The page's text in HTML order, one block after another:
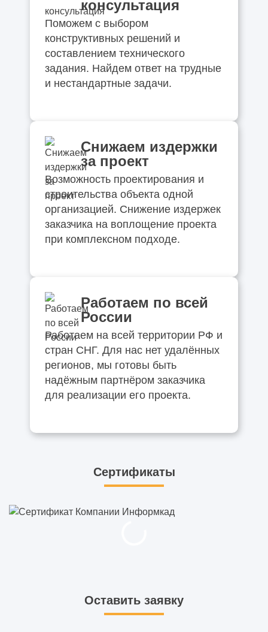
консультация
Поможем с выбором
конструктивных решений и
составлением технического
задания. Найдем ответ на трудные
и нестандартные задачи.
Снижаем издержки
за проект
Возможность проектирования и
строительства объекта одной
организацией. Снижение издержек
заказчика на воплощение проекта
при комплексном подходе.
Работаем по всей
России
Работаем на всей территории РФ и
стран СНГ. Для нас нет удалённых
регионов, мы готовы быть
надёжным партнёром заказчика
для реализации его проекта.
Сертификаты
Оставить заявку